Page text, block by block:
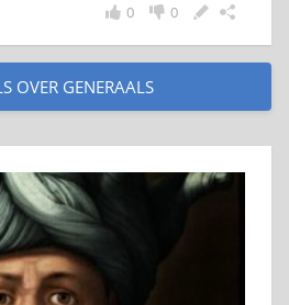
0
0
OVER GENERAALS